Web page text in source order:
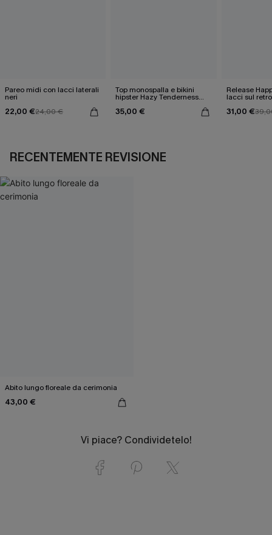
Pareo midi con lacci laterali
neri
22,00 €24,00 €
Top monospalla e bikini
hipster Hazy Tenderness
35,00 €
Release
lacci sul
31,00 €
RECENTEMENTE REVISIONE
Abito lungo floreale da cerimonia
43,00 €
Vi piace? Condividetelo!